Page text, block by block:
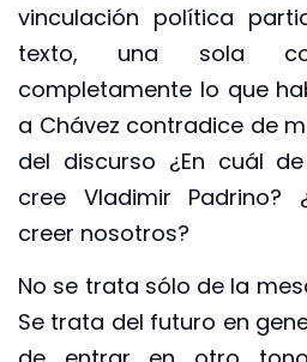
vinculación política
texto, una sola
completamente lo que
a Chávez contradice de
del discurso ¿En cuál
cree Vladimir Padrino?
creer nosotros?
No se trata sólo de la
Se trata del futuro en